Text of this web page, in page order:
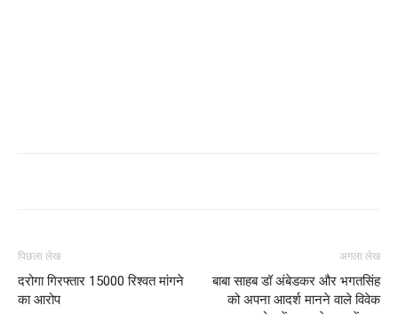
पिछला लेख
दरोगा गिरफ्तार 15000 रिश्वत मांगने
का आरोप
अगला लेख
बाबा साहब डॉ अंबेडकर और भगतसिंह
को अपना आदर्श मानने वाले विवेक